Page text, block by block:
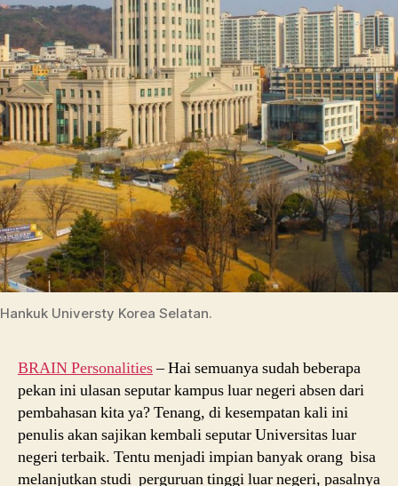
Hankuk Universty Korea Selatan.
BRAIN Personalities– Hai semuanya sudah beberapa
pekan ini ulasan seputar kampus luar negeri absen dari
pembahasan kita ya? Tenang, di kesempatan kali ini
penulis akan sajikan kembali seputar Universitas luar
negeri terbaik. Tentu menjadi impian banyak orang bisa
melanjutkan studi perguruan tinggi luar negeri, pasalnya